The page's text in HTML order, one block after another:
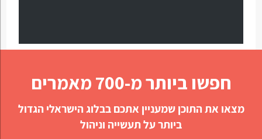
חפשו ביותר מ-700 מאמרים
מצאו את התוכן שמעניין אתכם בבלוג הישראלי הגדול
ביותר על תעשייה וניהול